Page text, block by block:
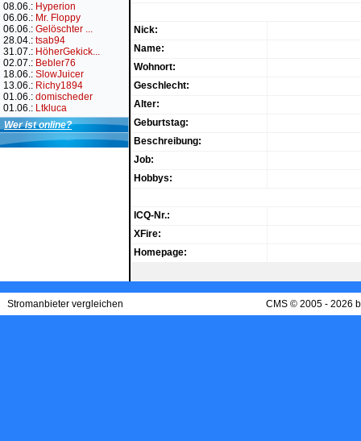
08.06.: Hyperion
06.06.: Mr. Floppy
06.06.: Gelöschter ...
28.04.: tsab94
31.07.: HöherGekick...
02.07.: Bebler76
18.06.: SlowJuicer
13.06.: Richy1894
01.06.: domischeder
01.06.: Ltkluca
Wer ist online?
Nick:
Name:
Wohnort:
Geschlecht:
Alter:
Geburtstag:
Beschreibung:
Job:
Hobbys:
ICQ-Nr.:
XFire:
Homepage:
Stromanbieter vergleichen CMS © 2005 - 2026